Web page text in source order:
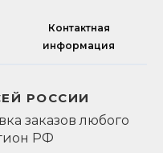
Контактная
информация
РОССИИ
заказов любого
РФ